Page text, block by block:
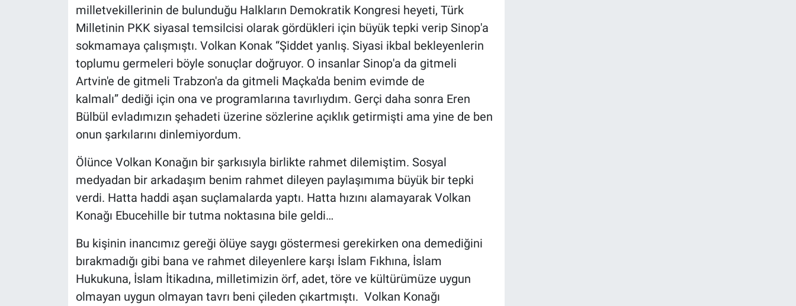
milletvekillerinin de bulunduğu Halkların Demokratik Kongresi heyeti, Türk
Milletinin PKK siyasal temsilcisi olarak gördükleri için büyük tepki verip Sinop'a
sokmamaya çalışmıştı. Volkan Konak “Şiddet yanlış. Siyasi ikbal bekleyenlerin
toplumu germeleri böyle sonuçlar doğruyor. O insanlar Sinop'a da gitmeli
Artvin'e de gitmeli Trabzon'a da gitmeli Maçka'da benim evimde de
kalmalı” dediği için ona ve programlarına tavırlıydım. Gerçi daha sonra Eren
Bülbül evladımızın şehadeti üzerine sözlerine açıklık getirmişti ama yine de ben
onun şarkılarını dinlemiyordum.
Ölünce Volkan Konağın bir şarkısıyla birlikte rahmet dilemiştim. Sosyal
medyadan bir arkadaşım benim rahmet dileyen paylaşımıma büyük bir tepki
verdi. Hatta haddi aşan suçlamalarda yaptı. Hatta hızını alamayarak Volkan
Konağı Ebucehille bir tutma noktasına bile geldi…
Bu kişinin inancımız gereği ölüye saygı göstermesi gerekirken ona demediğini
bırakmadığı gibi bana ve rahmet dileyenlere karşı İslam Fıkhına, İslam
Hukukuna, İslam İtikadına, milletimizin örf, adet, töre ve kültürümüze uygun
olmayan uygun olmayan tavrı beni çileden çıkartmıştı. Volkan Konağı